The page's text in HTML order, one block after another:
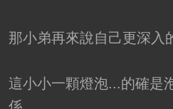
那小弟再來說自己更深入
這小小一顆燈泡...的確是